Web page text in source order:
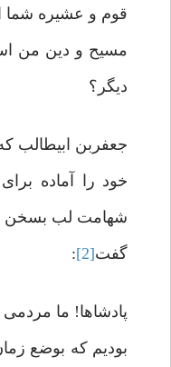
قوم و عشیره شما
مسیح و دین من
دیگر؟
جعفربن ابیطالب
خود را آماده
شهامت لب بسخن
گفت[2]
:
پادشاها! ما مردمی
بودیم که بوضع